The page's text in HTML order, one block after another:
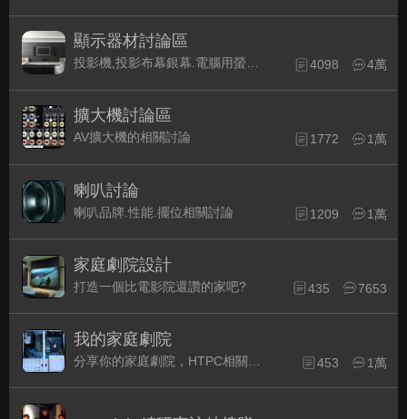
顯示器材討論區
4098 4萬
擴大機討論區
AV擴大機的相關討論 1772 1萬
喇叭討論
喇叭品牌.性能.擺位相關討論 1209 1萬
家庭劇院設計
打造一個比電影院還讚的家吧? 435 7653
我的家庭劇院
453 1萬